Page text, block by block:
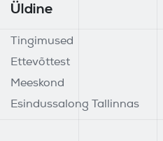
Üldine
Tingimused
Ettevõttest
Meeskond
Esindussalong Tallinnas